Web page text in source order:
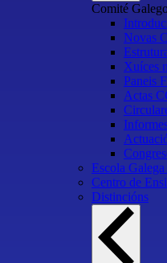
Comité
Novas
Xuíces
Paneis
Actas
Escola
Centro de
Distincións